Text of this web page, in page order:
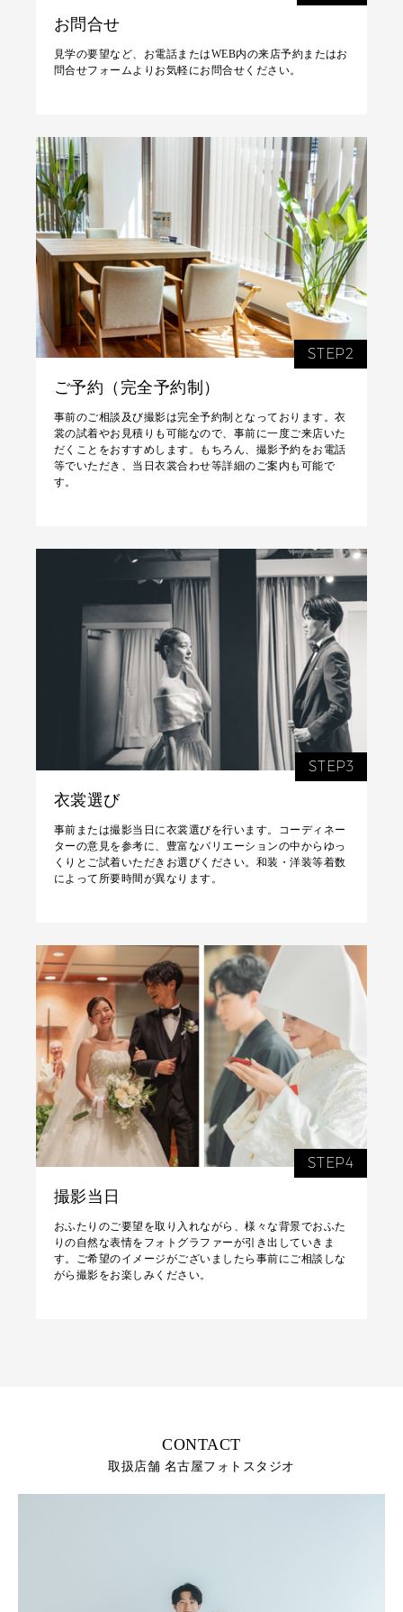
お問合せ
見学の要望など、お電話またはWEB内の来店予約またはお
問合せフォームよりお気軽にお問合せください。
STEP2
ご予約（完全予約制）
事前のご相談及び撮影は完全予約制となっております。衣
裳の試着やお見積りも可能なので、事前に一度ご来店いた
だくことをおすすめします。もちろん、撮影予約をお電話
等でいただき、当日衣裳合わせ等詳細のご案内も可能で
す。
STEP3
衣裳選び
事前または撮影当日に衣裳選びを行います。コーディネー
ターの意見を参考に、豊富なバリエーションの中からゆっ
くりとご試着いただきお選びください。和装・洋装等着数
によって所要時間が異なります。
STEP4
撮影当日
おふたりのご要望を取り入れながら、様々な背景でおふた
りの自然な表情をフォトグラファーが引き出していきま
す。ご希望のイメージがございましたら事前にご相談しな
がら撮影をお楽しみください。
CONTACT
取扱店舗 名古屋フォトスタジオ